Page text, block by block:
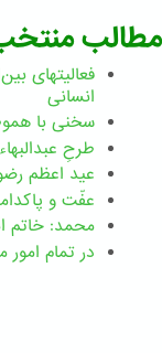
مطالب
فعالیتهای
انسانی
سخنی با
طرحِ
عید اعظم
عفّت و
محمد: خاتم
در تمام